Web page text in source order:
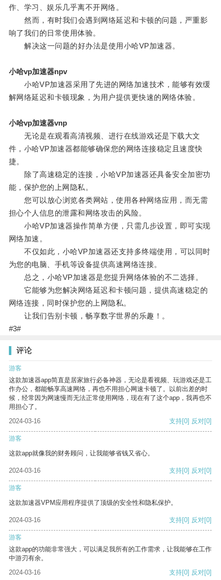
作、学习、娱乐几乎离不开网络。
然而，有时我们会遇到网络延迟和卡顿的问题，严重影
响了我们的日常使用体验。
解决这一问题的好办法是使用小哈VP加速器。
小哈vp加速器npv
小哈VP加速器采用了先进的网络加速技术，能够有效缓
解网络延迟和卡顿现象，为用户提供更快速的网络体验。
小哈vp加速器vnp
无论是在观看高清视频、进行在线游戏还是下载大文
件，小哈VP加速器都能够确保您的网络连接稳定且速度快
捷。
除了高速稳定的连接，小哈VP加速器还具备安全加密功
能，保护您的上网隐私。
您可以放心浏览各类网站，使用各种网络应用，而无需
担心个人信息的泄露和网络攻击的风险。
小哈VP加速器操作简单方便，只需几步设置，即可实现
网络加速。
不仅如此，小哈VP加速器还支持多终端使用，可以同时
为您的电脑、手机等设备提供高速网络连接。
总之，小哈VP加速器是您提升网络体验的不二选择。
它能够为您解决网络延迟和卡顿问题，提供高速稳定的
网络连接，同时保护您的上网隐私。
让我们告别卡顿，畅享数字世界的乐趣！。
#3#
评论
游客
这款加速器app简直是居家旅行必备神器，无论是看视频、玩游戏还是工
作办公，都能畅享高速网络，再也不用担心网速卡顿了。以前出差的时
候，经常因为网速慢而无法正常使用网络，现在有了这个app，我再也不
用担心了。
2024-03-16
支持[0] 反对[0]
游客
这款app就像我的财务顾问，让我能够省钱又省心。
2024-03-16 支持[0] 反对[0]
游客
这款加速器VPM应用程序提供了顶级的安全性和隐私保护。
2024-03-16 支持[0] 反对[0]
游客
这款app的功能非常强大，可以满足我所有的工作需求，让我能够在工作
中游刃有余。
2024-03-16
支持[0] 反对[0]